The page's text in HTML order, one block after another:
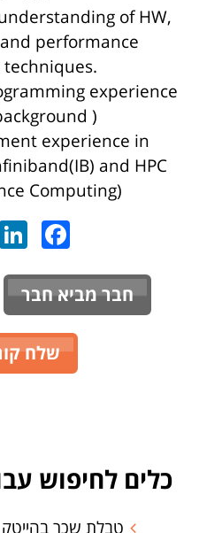
of HW,
and performance
experience
)
experience in
and HPC
Computing)
חבר מביא חבר
שלח
כלים לחיפוש
טבלת שכר בהייטק